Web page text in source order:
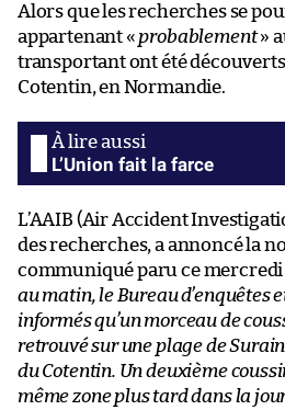
Alors que les recherches se
appartenant « probablement»
transportant ont été
Cotentin, en Normandie.
L’Union fait la farce
L’AAIB (Air Accident
des recherches, a annoncé la
communiqué paru ce mercredi
au matin, le Bureau d’enquêtes
informés qu’un morceau de
retrouvé sur une plage de
du Cotentin. Un deuxième
même zone plus tard dans la